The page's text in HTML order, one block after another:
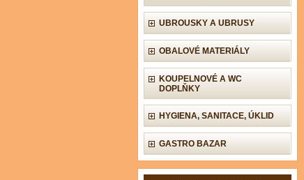
UBROUSKY A UBRUSY
OBALOVÉ MATERIÁLY
KOUPELNOVÉ A WC
DOPLŇKY
HYGIENA, SANITACE, ÚKLID
GASTRO BAZAR